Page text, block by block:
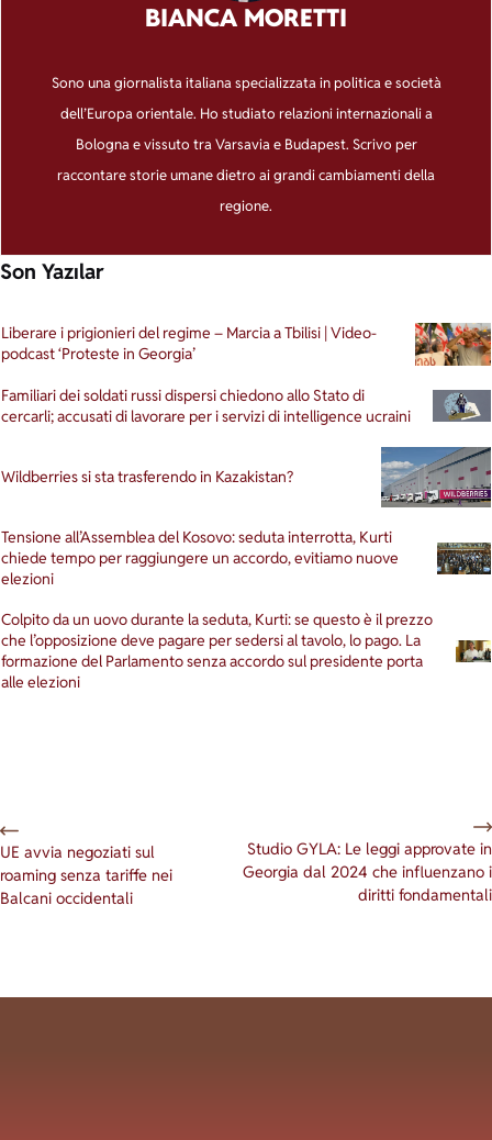
BIANCA MORETTI
Sono una giornalista italiana specializzata in politica e società
dell’Europa orientale. Ho studiato relazioni internazionali a
Bologna e vissuto tra Varsavia e Budapest. Scrivo per
raccontare storie umane dietro ai grandi cambiamenti della
regione.
Son Yazılar
Liberare i prigionieri del regime – Marcia a Tbilisi | Video-
podcast ‘Proteste in Georgia’
Familiari dei soldati russi dispersi chiedono allo Stato di
cercarli; accusati di lavorare per i servizi di intelligence ucraini
Wildberries si sta trasferendo in Kazakistan?
Tensione all’Assemblea del Kosovo: seduta interrotta, Kurti
chiede tempo per raggiungere un accordo, evitiamo nuove
elezioni
Colpito da un uovo durante la seduta, Kurti: se questo è il prezzo
che l’opposizione deve pagare per sedersi al tavolo, lo pago. La
formazione del Parlamento senza accordo sul presidente porta
alle elezioni
UE avvia negoziati sul
roaming senza tariffe nei
Balcani occidentali
Studio GYLA: Le leggi approvate in
Georgia dal 2024 che influenzano i
diritti fondamentali